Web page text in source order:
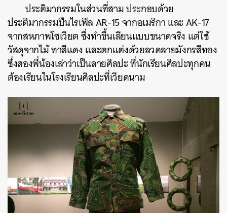
ประติมากรรมในส่วนที่สาม ประกอบด้วย
ประติมากรรมปืนไรเฟิล AR-15 จากอเมริกา และ AK-17
จากสหภาพโซเวียต ซึ่งทำขึ้นเลียนแบบขนาดจริง แต่ใช้
วัสดุจากไม้ ทาสีแดง และตกแต่งด้วยลวดลายมังกรสีทอง
ซึ่งสองพี่น้องเล่าว่าเป็นลายศิลปะ ที่นักเรียนศิลปะทุกคน
ต้องเรียนในโรงเรียนศิลปะที่เวียดนาม